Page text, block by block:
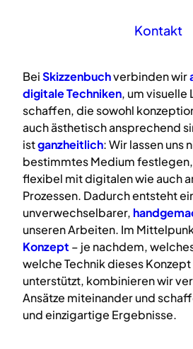
Kontakt
BeiSkizzenbuchverbinden wir
digitaleTechniken, um visuelle
schaffen, die sowohl
auch ästhetisch ansprechend
istganzheitlich: Wir lassen uns
bestimmtes Medium
flexibel mit digitalen wie auch
Prozessen. Dadurch entsteht
unverwechselbarer,
unseren Arbeiten. Im
Konzept – je nachdem,
welche Technik dieses
unterstützt, kombinieren wir
Ansätze miteinander und
und einzigartige Ergebnisse.